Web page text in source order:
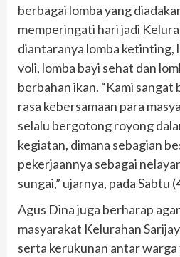
berbagai lomba yang
memperingati hari jadi
diantaranya lomba ketinting,
voli, lomba bayi sehat dan
berbahan ikan. “Kami
rasa kebersamaan para
selalu bergotong royong
kegiatan, dimana sebagian
pekerjaannya sebagai
sungai,” ujarnya, pada Sabtu
Agus Dina juga berharap
masyarakat Kelurahan
serta kerukunan antar